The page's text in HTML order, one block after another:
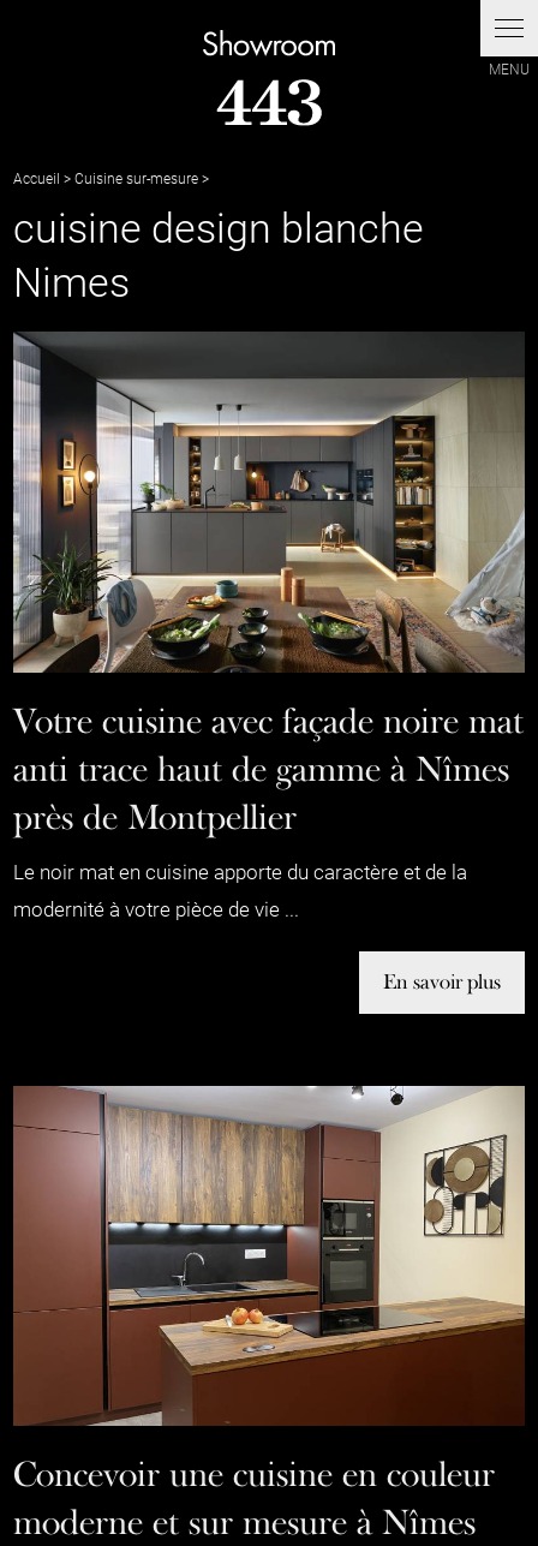
Accueil >Cuisine sur-mesure>
cuisine design blanche
Nimes
Votre cuisine avec façade noire mat
anti trace haut de gamme à Nîmes
près de Montpellier
Le noir mat en cuisine apporte du caractère et de la
modernité à votre pièce de vie ...
En savoir plus
Concevoir une cuisine en couleur
moderne et sur mesure à Nîmes